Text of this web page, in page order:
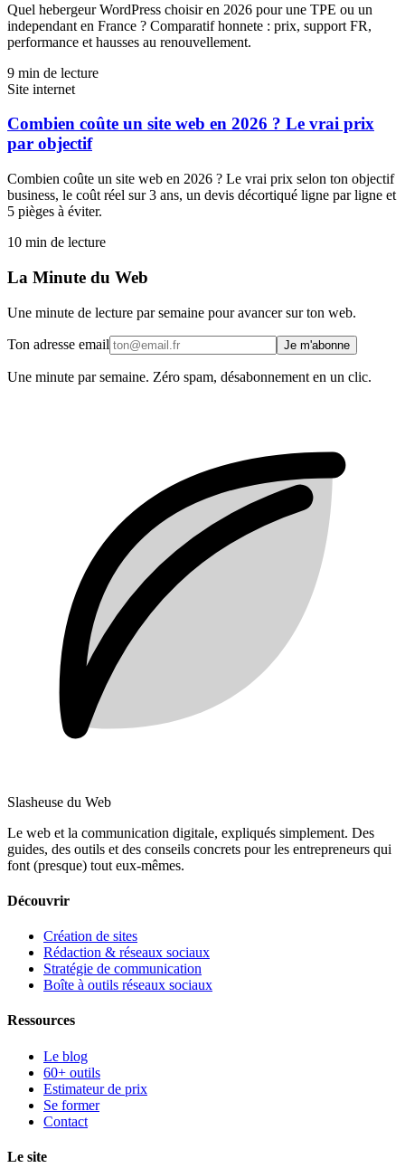
Quel hebergeur WordPress choisir en 2026 pour une TPE ou un
independant en France ? Comparatif honnete : prix, support FR,
performance et hausses au renouvellement.
9 min de lecture
Site internet
Combien coûte un site web en 2026 ? Le vrai prix
par objectif
Combien coûte un site web en 2026 ? Le vrai prix selon ton objectif
business, le coût réel sur 3 ans, un devis décortiqué ligne par ligne et
5 pièges à éviter.
10 min de lecture
La Minute du Web
Une minute de lecture par semaine pour avancer sur ton web.
Ton adresse email Je m'abonne
Une minute par semaine. Zéro spam, désabonnement en un clic.
Slasheuse du Web
Le web et la communication digitale, expliqués simplement. Des
guides, des outils et des conseils concrets pour les entrepreneurs qui
font (presque) tout eux-mêmes.
Découvrir
Création de sites
Rédaction & réseaux sociaux
Stratégie de communication
Boîte à outils réseaux sociaux
Ressources
Le blog
60+ outils
Estimateur de prix
Se former
Contact
Le site